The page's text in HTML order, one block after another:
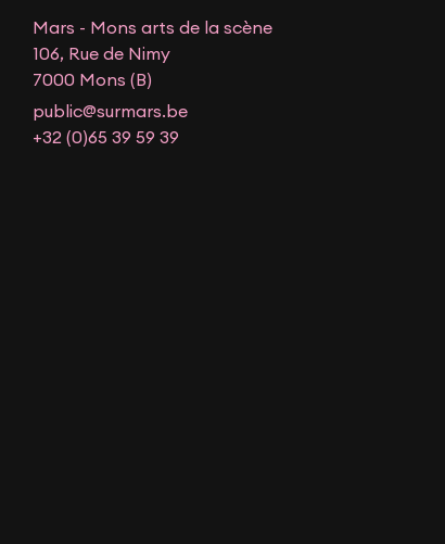
Mars - Mons arts de la scène
106, Rue de Nimy
7000 Mons (B)
public@surmars.be
+32 (0)65 39 59 39